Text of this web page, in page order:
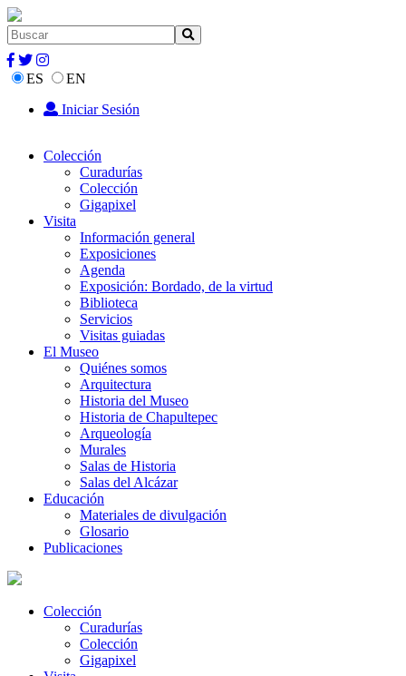
ES
EN
Iniciar Sesión
Colección
Curadurías
Colección
Gigapixel
Visita
Información general
Exposiciones
Agenda
Exposición: Bordado, de la virtud
Biblioteca
Servicios
Visitas guiadas
El Museo
Quiénes somos
Arquitectura
Historia del Museo
Historia de Chapultepec
Arqueología
Murales
Salas de Historia
Salas del Alcázar
Educación
Materiales de divulgación
Glosario
Publicaciones
Colección
Curadurías
Colección
Gigapixel